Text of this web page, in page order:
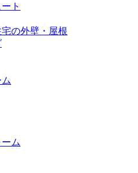
ト
の外壁・屋根
ム